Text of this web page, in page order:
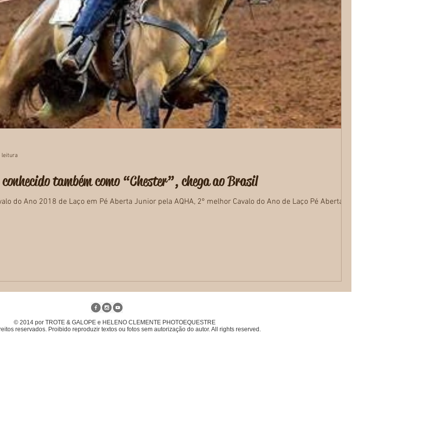
também como “Chester”, chega ao Brasil
do Ano 2018 de Laço em Pé Aberta Junior pela AQHA, 2º melhor Cavalo do Ano de Laço Pé Aberta e 2º
leitura
© 2014 por TROTE & GALOPE e HELENO CLEMENTE PHOTOEQUESTRE
reservados. Proibido reproduzir textos ou fotos sem autorização do autor. All rights reserved.